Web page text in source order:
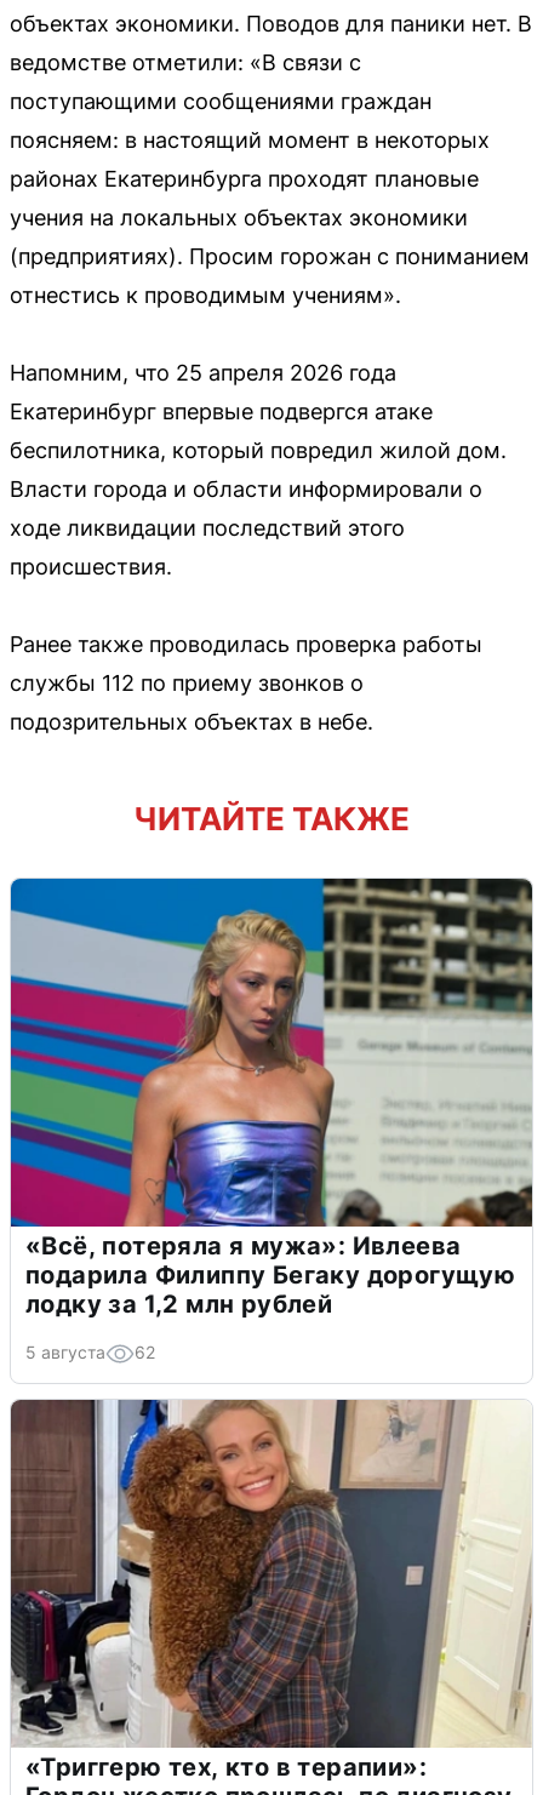
объектах экономики. Поводов для паники нет. В
ведомстве отметили: «В связи с
поступающими сообщениями граждан
поясняем: в настоящий момент в некоторых
районах Екатеринбурга проходят плановые
учения на локальных объектах экономики
(предприятиях). Просим горожан с пониманием
отнестись к проводимым учениям».
Напомним, что 25 апреля 2026 года
Екатеринбург впервые подвергся атаке
беспилотника, который повредил жилой дом.
Власти города и области информировали о
ходе ликвидации последствий этого
происшествия.
Ранее также проводилась проверка работы
службы 112 по приему звонков о
подозрительных объектах в небе.
ЧИТАЙТЕ ТАКЖЕ
«Всё, потеряла я мужа»: Ивлеева
подарила Филиппу Бегаку дорогущую
лодку за 1,2 млн рублей
5 августа 62
«Триггерю тех, кто в терапии»: